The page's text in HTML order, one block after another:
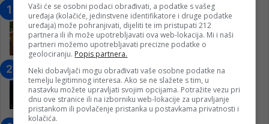
“Obrazovanje gradi BiH-Jovan Divjak“
– Konjic je u posljednje 22 godine imao
25 ​​stipendista
15. Februara 2023.
Nogometaši Igmana iznenadili
Konjičanke cvijećem i besplatnim
ulazom na utakmicu
7. Marta 2025.
Vaši će se osobni podaci obrađivati, a podatke s vašeg
uređaja (kolačiće, jedinstvene identifikatore i druge podatke
uređaja) može pohranjivati, dijeliti te im pristupati 212
partnera ili ih može upotrebljavati ova web-lokacija. Mi i naši
partneri možemo upotrebljavati precizne podatke o
geolociranju. Popis partnera.
Neki dobavljači mogu obrađivati vaše osobne podatke na
temelju legitimnog interesa. Ako se ne slažete s tim, u
nastavku možete upravljati svojim opcijama. Potražite vezu pri
dnu ove stranice ili na izborniku web-lokacije za upravljanje
pristankom ili povlačenje pristanka u postavkama privatnosti i
kolačića.